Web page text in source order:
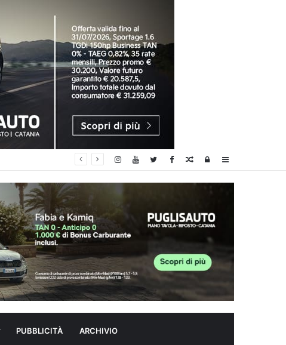
Sidebar
Log
Random
PUBBLICITÀ ARCHIVIO